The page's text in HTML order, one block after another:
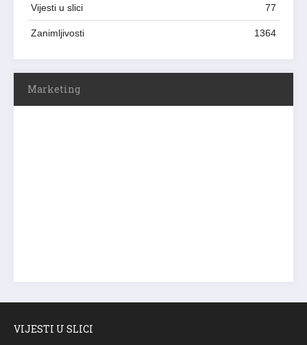
Vijesti u slici 77
Zanimljivosti 1364
Marketing
VIJESTI U SLICI